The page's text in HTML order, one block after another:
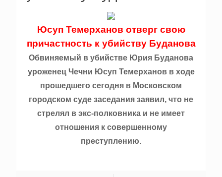
Юсуп Темерханов отверг свою
причастность к убийству Буданова
Обвиняемый в убийстве Юрия Буданова
уроженец Чечни Юсуп Темерханов в ходе
прошедшего сегодня в Московском
городском суде заседания заявил, что не
стрелял в экс-полковника и не имеет
отношения к совершенному
преступлению.